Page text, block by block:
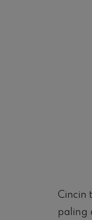
Cincin
paling